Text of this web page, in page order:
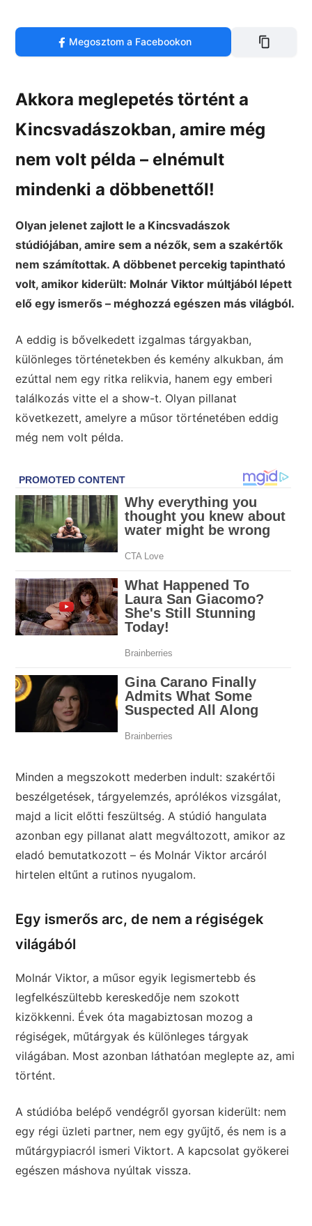
Megosztom a Facebookon
Akkora meglepetés történt a
Kincsvadászokban, amire még
nem volt példa – elnémult
mindenki a döbbenettől!
Olyan jelenet zajlott le a Kincsvadászok
stúdiójában, amire sem a nézők, sem a szakértők
nem számítottak. A döbbenet percekig tapintható
volt, amikor kiderült: Molnár Viktor múltjából lépett
elő egy ismerős – méghozzá egészen más világból.
A eddig is bővelkedett izgalmas tárgyakban,
különleges történetekben és kemény alkukban, ám
ezúttal nem egy ritka relikvia, hanem egy emberi
találkozás vitte el a show-t. Olyan pillanat
következett, amelyre a műsor történetében eddig
még nem volt példa.
Minden a megszokott mederben indult: szakértői
beszélgetések, tárgyelemzés, aprólékos vizsgálat,
majd a licit előtti feszültség. A stúdió hangulata
azonban egy pillanat alatt megváltozott, amikor az
eladó bemutatkozott – és Molnár Viktor arcáról
hirtelen eltűnt a rutinos nyugalom.
Egy ismerős arc, de nem a régiségek
világából
Molnár Viktor, a műsor egyik legismertebb és
legfelkészültebb kereskedője nem szokott
kizökkenni. Évek óta magabiztosan mozog a
régiségek, műtárgyak és különleges tárgyak
világában. Most azonban láthatóan meglepte az, ami
történt.
A stúdióba belépő vendégről gyorsan kiderült: nem
egy régi üzleti partner, nem egy gyűjtő, és nem is a
műtárgypiacról ismeri Viktort. A kapcsolat gyökerei
egészen máshova nyúltak vissza.